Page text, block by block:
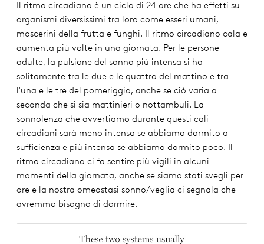
Il ritmo circadiano è un ciclo di 24 ore che ha effetti su
organismi diversissimi tra loro come esseri umani,
moscerini della frutta e funghi. Il ritmo circadiano cala e
aumenta più volte in una giornata. Per le persone
adulte, la pulsione del sonno più intensa si ha
solitamente tra le due e le quattro del mattino e tra
l'una e le tre del pomeriggio, anche se ciò varia a
seconda che si sia mattinieri o nottambuli. La
sonnolenza che avvertiamo durante questi cali
circadiani sarà meno intensa se abbiamo dormito a
sufficienza e più intensa se abbiamo dormito poco. Il
ritmo circadiano ci fa sentire più vigili in alcuni
momenti della giornata, anche se siamo stati svegli per
ore e la nostra omeostasi sonno/veglia ci segnala che
avremmo bisogno di dormire.